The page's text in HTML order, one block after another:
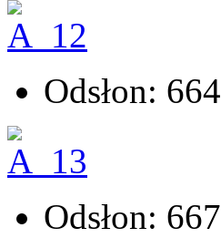
Odsłon: 664
Odsłon: 667